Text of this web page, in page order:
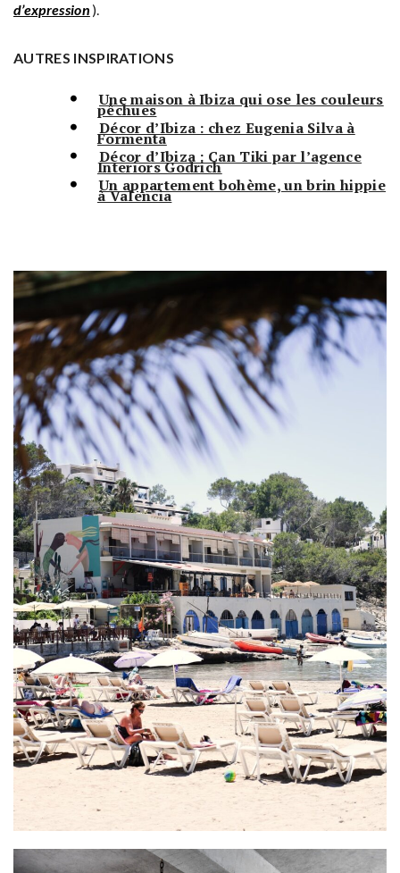
d’expression ).
AUTRES INSPIRATIONS
Une maison à Ibiza qui ose les couleurs
pêchues
Décor d’Ibiza : chez Eugenia Silva à
Formenta
Décor d’Ibiza : Can Tiki par l’agence
Interiors Godrich
Un appartement bohème, un brin hippie
à Valencia